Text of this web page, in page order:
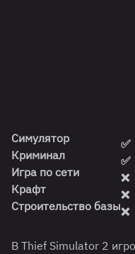
Симулятор
Криминал
Игра по сети
Крафт
Строительство базы
✅
✅
❌
❌
❌
В Thief Simulator 2